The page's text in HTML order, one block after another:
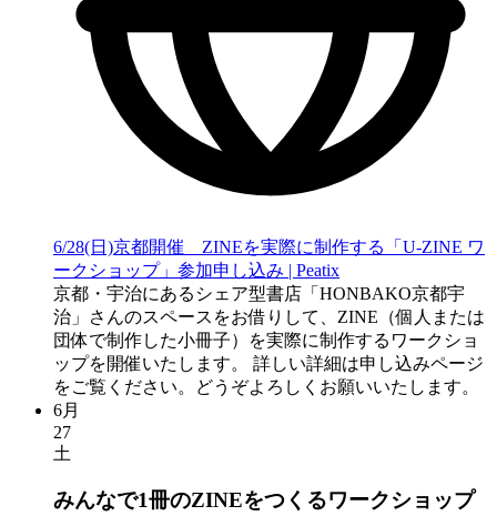
6/28(日)京都開催 ZINEを実際に制作する「U-ZINE ワ
ークショップ」参加申し込み | Peatix
京都・宇治にあるシェア型書店「HONBAKO京都宇
治」さんのスペースをお借りして、ZINE（個人または
団体で制作した小冊子）を実際に制作するワークショ
ップを開催いたします。 詳しい詳細は申し込みページ
をご覧ください。どうぞよろしくお願いいたします。
6月
27
土
みんなで1冊のZINEをつくるワークショップ